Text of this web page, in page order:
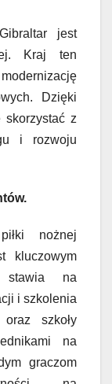
jest
Kraj ten
Dzięki
skorzystać z
i rozwoju
nożnej
kluczowym
stawia na
i szkolenia
szkoły
na
graczom